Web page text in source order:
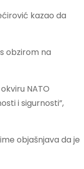
kazao da
obzirom na
NATO
i sigurnosti”,
objašnjava da je